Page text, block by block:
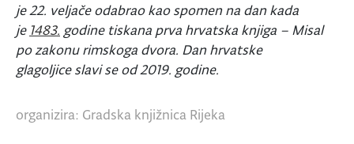
je 22. veljače odabrao kao spomen na dan kada
je 1483. godine tiskana prva hrvatska knjiga – Misal
po zakonu rimskoga dvora. Dan hrvatske
glagoljice slavi se od 2019. godine.
organizira: Gradska knjižnica Rijeka